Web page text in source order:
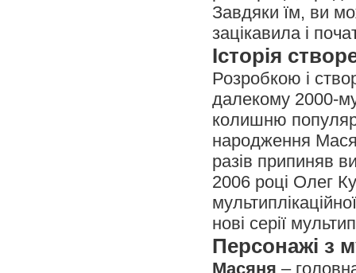
Завдяки їм, ви
зацікавила і
Історія
Розробкою і
далекому 2000-
колишню
народження
разів припиняв
2006 році Олег
нові серії
Персонажі з
Масяня –